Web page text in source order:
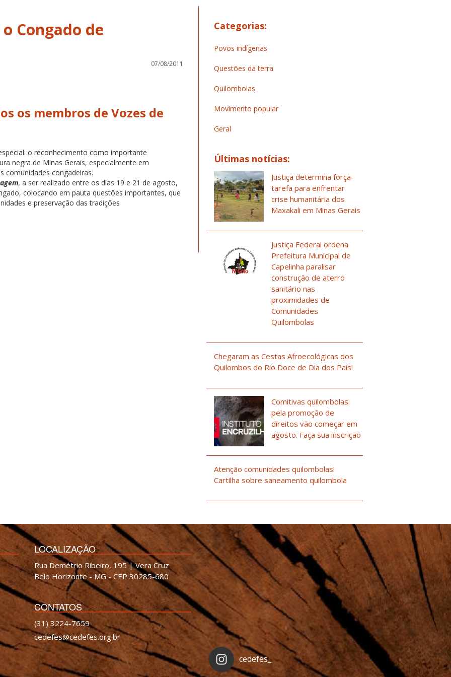
Congado de
07/08/2011
os membros de Vozes de
o reconhecimento como importante
negra de Minas Gerais, especialmente em
comunidades congadeiras.
, a ser realizado entre os dias 19 e 21 de agosto,
colocando em pauta questões importantes, que
e preservação das tradições
Categorias:
Povos indígenas
Questões da terra
Quilombolas
Movimento popular
Geral
Últimas notícias:
Justiça determina força-
tarefa para enfrentar
crise humanitária dos
Maxakali em Minas Gerais
Justiça Federal ordena
Prefeitura Municipal de
Capelinha paralisar
construção de aterro
sanitário nas
proximidades de
Comunidades
Quilombolas
Chegaram as Cestas Afroecológicas dos
Quilombos do Rio Doce de Dia dos Pais!
Comitivas quilombolas:
pela promoção de
direitos vão começar em
agosto. Faça sua inscrição
Atenção comunidades quilombolas!
Cartilha sobre saneamento quilombola
LOCALIZAÇÃO
Rua Demétrio Ribeiro, 195 | Vera Cruz
Belo Horizonte - MG - CEP 30285-680
CONTATOS
(31) 3224-7659
cedefes@cedefes.org.br
cedefes_